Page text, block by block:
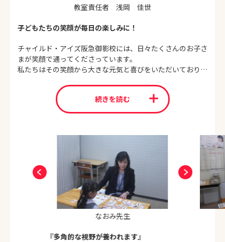
教室責任者 浅岡 佳世
子どもたちの笑顔が毎日の楽しみに！
チャイルド・アイズ阪急御影校には、日々たくさんのお子さ
まが笑顔で通ってくださっています。
私たちはその笑顔から大きな元気と喜びをいただいておりま
お子さまにとって大切なこの時期に、『頑張りたい』『学び
たいと』という気持ちを大切にしながら、一人ひとりが目標
に向かって歩んでいけるよう、丁寧にサポートしてまいりま
るレッスンを心がけております。是非お気軽に教室にお越し
続きを読む
なおみ先生
『多角的な視野が養われます』